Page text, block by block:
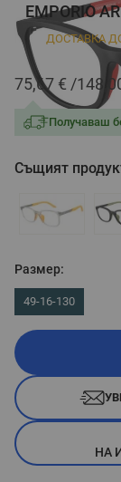
EMPORIO
ДОСТАВКА
75,67 €
Получаваш
Същият
Размер:
49-16-130
НА